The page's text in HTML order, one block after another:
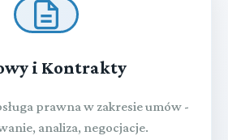
i Kontrakty
prawna w zakresie umów -
analiza, negocjacje.